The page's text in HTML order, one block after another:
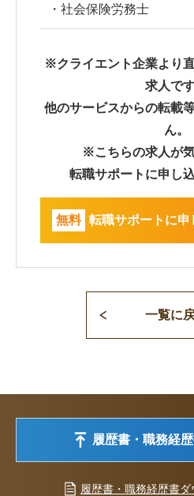
・社会保険労務士
※クライエント企業より
求人です
他のサービスからの転載
ん。
※こちらの求人が気
転職サポートに申し
無料 転職サポートに申
一覧に
履歴書・職務経
履歴書・職務経歴書